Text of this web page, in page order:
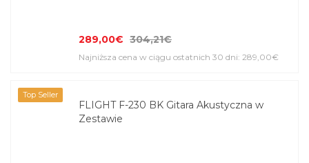
289,00€ 304,21€
Najniższa cena w ciągu ostatnich 30 dni: 289,00€
Top Seller
FLIGHT F-230 BK Gitara Akustyczna w
Zestawie